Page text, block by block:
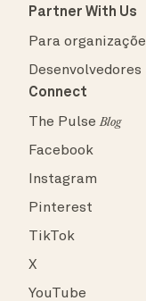
Partner With Us
Para
Desenvolvedores
Connect
The PulseBlog
Facebook
Instagram
Pinterest
TikTok
X
YouTube